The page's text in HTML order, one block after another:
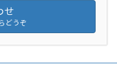
せ
どうぞ